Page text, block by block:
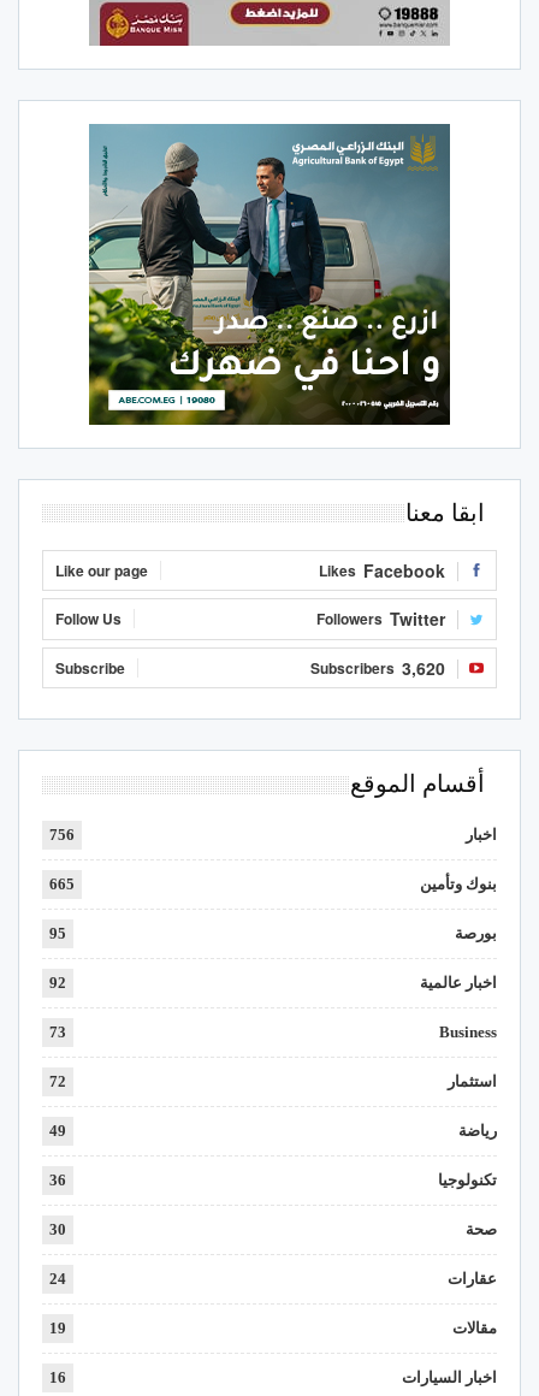
ابقا معنا
Facebook
Likes
Like our page
Twitter
Followers
Follow Us
3,620
Subscribers
Subscribe
أقسام الموقع
اخبار 756
بنوك وتأمين 665
بورصة 95
اخبار عالمية 92
Business
73
استثمار 72
رياضة 49
تكنولوجيا 36
صحة 30
عقارات 24
مقالات 19
اخبار السيارات 16